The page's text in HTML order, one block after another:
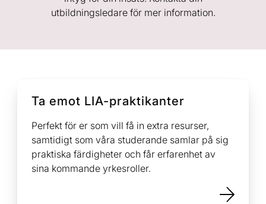
utbildningsledare för mer information.
Ta emot LIA-praktikanter
Perfekt för er som vill få in extra resurser,
samtidigt som våra studerande samlar på sig
praktiska färdigheter och får erfarenhet av
sina kommande yrkesroller.